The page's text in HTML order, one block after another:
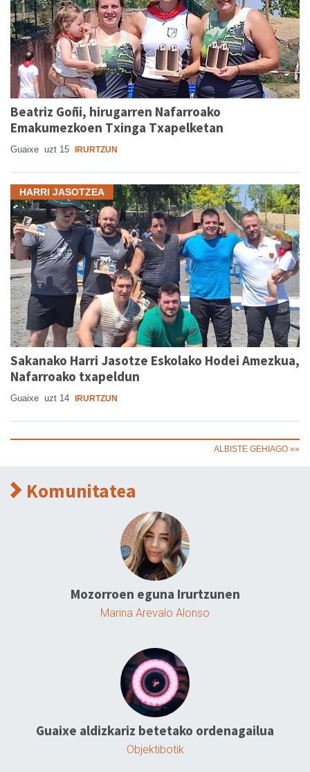
Beatriz Goñi, hirugarren Nafarroako
Emakumezkoen Txinga Txapelketan
Guaixe uzt 15 IRURTZUN
HARRI JASOTZEA
Sakanako Harri Jasotze Eskolako Hodei Amezkua,
Nafarroako txapeldun
Guaixe uzt 14 IRURTZUN
ALBISTE GEHIAGO »»
Komunitatea
Mozorroen eguna Irurtzunen
Marina Arevalo Alonso
Guaixe aldizkariz betetako ordenagailua
Objektibotik